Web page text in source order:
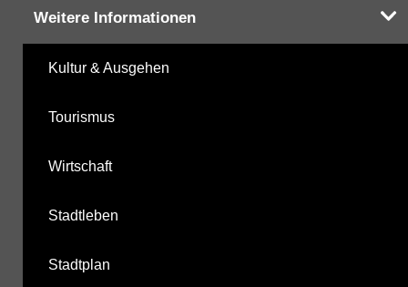
Weitere Informationen
Kultur & Ausgehen
Tourismus
Wirtschaft
Stadtleben
Stadtplan